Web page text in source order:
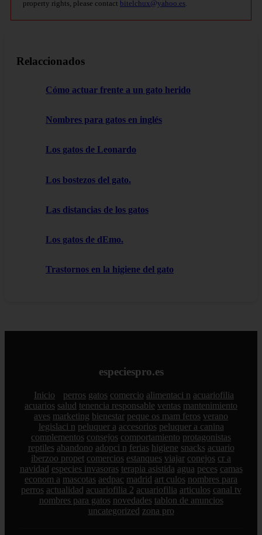
property rights, please contact bitelchux@yahoo.es.
Relaccionados
Cómo actuar frente a un gato herido
Nombres para gatos en inglés
Los gatos de Leonardo
Los bostezos del gato.
Las distancias de los gatos
Los gatos de dEmo.
Trastornos en la higiene del gato
especiespro.es
Inicio perros gatos comercio alimentaci n acuariofilia
acuarios salud tenencia responsable ventas mantenimiento
aves marketing bienestar peque os mam feros verano
legislaci n peluquer a accesorios peluquer a canina
complementos consejos comportamiento protagonistas
reptiles abandono adopci n ferias higiene snacks acuario
iberzoo propet comercios estanques viajar conejos cr a
navidad especies invasoras terapia asistida agua peces camas
econom a mascotas aedpac madrid art culos nombres para
perros actualidad acuariofilia 2 acuariofilia articulos canal tv
nombres para gatos novedades tablon de anuncios
uncategorized zona pro